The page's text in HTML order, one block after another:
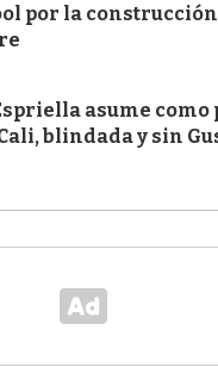
por la
asume
blindada y sin